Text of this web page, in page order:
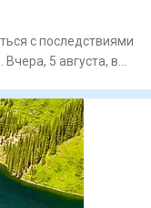
с последствиями
5 августа, в